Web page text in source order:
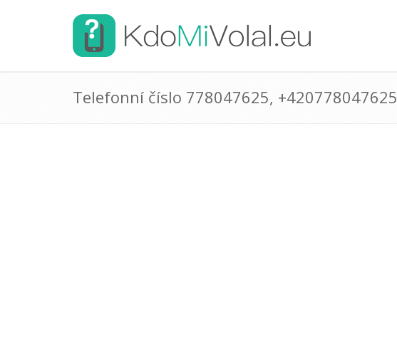
Telefonní číslo 778047625, +420778047625